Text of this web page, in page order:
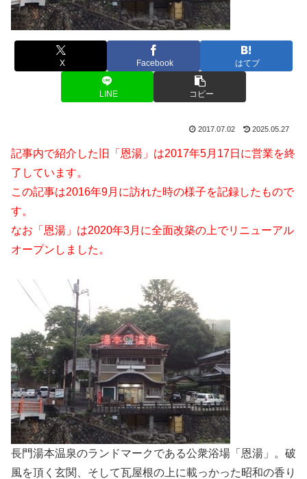
X Facebook はてブ
LINE コピー
2017.07.02 2025.05.27
記事内で紹介した旧「恩湯」は2017年5月17日に営業を終
了しています。
この記事は2016年9月に訪れた時の様子を記録したもので
す。
なお「恩湯」は2020年3月に全面改築の上でリニューアル
オープンしました。
長門湯本温泉のランドマークである公衆浴場「恩湯」。破
風を頂く玄関、そして瓦屋根の上に載っかった昭和の香り